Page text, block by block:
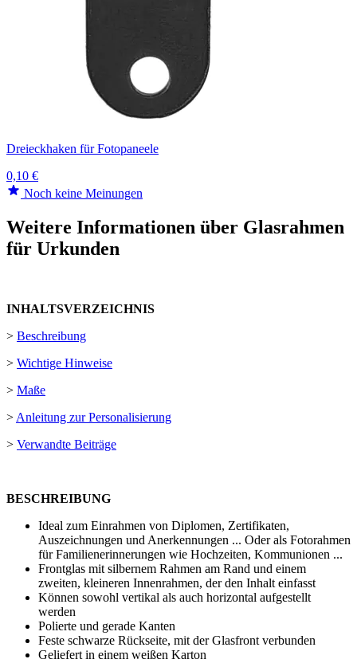
Dreieckhaken für Fotopaneele
0,10 €
Noch keine Meinungen
Weitere Informationen über Glasrahmen
für Urkunden
INHALTSVERZEICHNIS
> Beschreibung
> Wichtige Hinweise
> Maße
>Anleitung zur Personalisierung
> Verwandte Beiträge
BESCHREIBUNG
Ideal zum Einrahmen von Diplomen, Zertifikaten,
Auszeichnungen und Anerkennungen ... Oder als Fotorahmen
für Familienerinnerungen wie Hochzeiten, Kommunionen ...
Frontglas mit silbernem Rahmen am Rand und einem
zweiten, kleineren Innenrahmen, der den Inhalt einfasst
Können sowohl vertikal als auch horizontal aufgestellt
werden
Polierte und gerade Kanten
Feste schwarze Rückseite, mit der Glasfront verbunden
Geliefert in einem weißen Karton